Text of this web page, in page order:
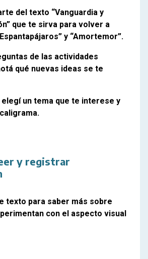
del texto “Vanguardia y
que te sirva para volver a
y “Amortemor”.
de las actividades
qué nuevas ideas se te
elegí un tema que te interese y
y registrar
texto para saber más sobre
con el aspecto visual